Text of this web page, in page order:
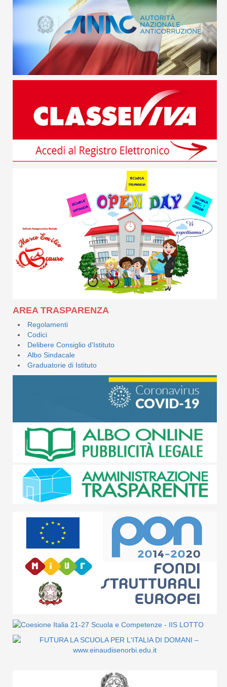
AREA TRASPARENZA
Regolamenti
Codici
Delibere Consiglio d'Istituto
Albo Sindacale
Graduatorie di Istituto